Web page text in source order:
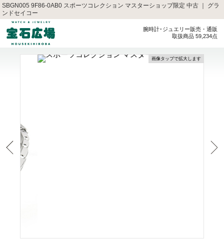
SBGN005 9F86-0AB0 スポーツコレクション マスターショップ限定 中古 ｜ グラ
ンドセイコー
腕時計･ジュエリー販売・通販
取扱商品 59,234点
画像タップで拡大します